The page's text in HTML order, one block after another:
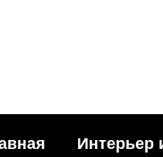
Интерьер